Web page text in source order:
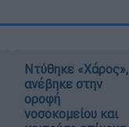
Ντύθηκε «Χάρος»,
ανέβηκε στην
οροφή
νοσοκομείου και